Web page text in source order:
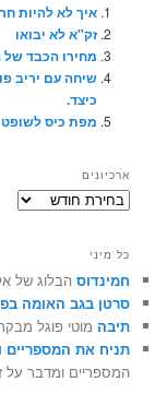
איך לא להיות
זק"א לא יבואו
מחירו הכבד של
שיחה עם יריב
כיצד.
מפת כיס
ארכיונים
ארכיונים
כל מיני
חמינדוס הבלוג של
סרטן בגב האומה
תיבה מוטי פוגל
תניח את המספריים
המספריים ומדבר על